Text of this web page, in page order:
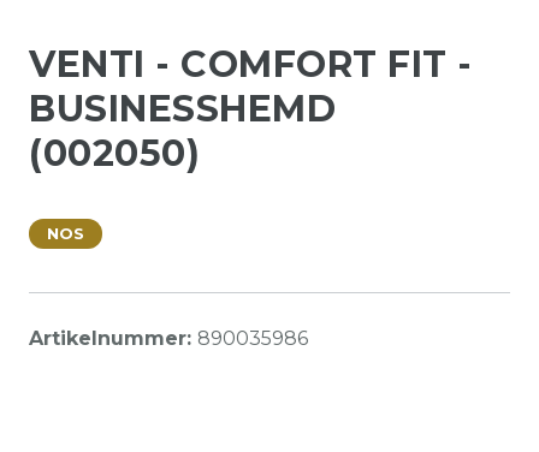
VENTI - COMFORT FIT -
BUSINESSHEMD
(002050)
NOS
Artikelnummer: 890035986